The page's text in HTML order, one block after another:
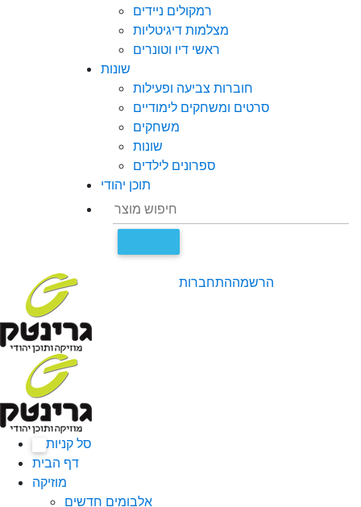
רמקולים ניידים
מצלמות דיגיטליות
ראשי דיו וטונרים
שונות
חוברות צביעה ופעילות
סרטים ומשחקים לימודיים
משחקים
שונות
ספרונים לילדים
תוכן יהודי
התחברותהרשמה
סל קניות
דף הבית
מוזיקה
אלבומים חדשים